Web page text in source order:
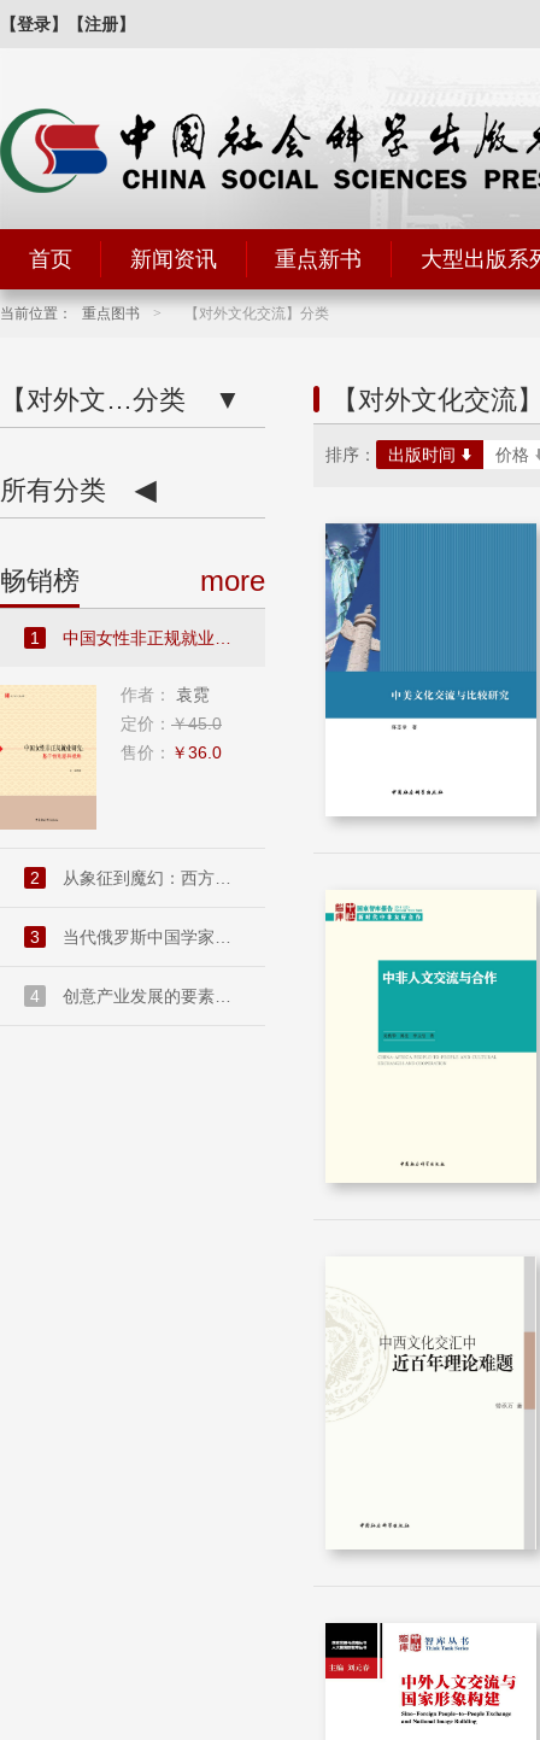
【登录】 【注册】
首页 新闻资讯 重点新书 大型出版系
当前位置： 重点图书 > 【对外文化交流】分类
【对外文化交...】分类 ▼
所有分类 ◀
畅销榜 more
1 中国女性非正规就业研究：基...
作者：
袁霓
定价： ￥45.0
售价： ￥36.0
2 从象征到魔幻：西方现代派文...
3 当代俄罗斯中国学家访谈录....
4 创意产业发展的要素禀赋和市...
【对外文化交流
排序： 出版时间 价格